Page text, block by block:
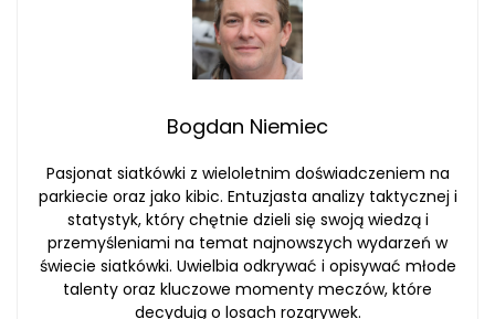
Bogdan Niemiec
Pasjonat siatkówki z wieloletnim doświadczeniem na
parkiecie oraz jako kibic. Entuzjasta analizy taktycznej i
statystyk, który chętnie dzieli się swoją wiedzą i
przemyśleniami na temat najnowszych wydarzeń w
świecie siatkówki. Uwielbia odkrywać i opisywać młode
talenty oraz kluczowe momenty meczów, które
decydują o losach rozgrywek.